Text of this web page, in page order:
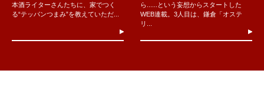
本酒ライターさんたちに、家でつく
る“テッパンつまみ”を教えていただ...
ら......という妄想からスタートした
WEB連載。3人目は、鎌倉「オステ
リ...